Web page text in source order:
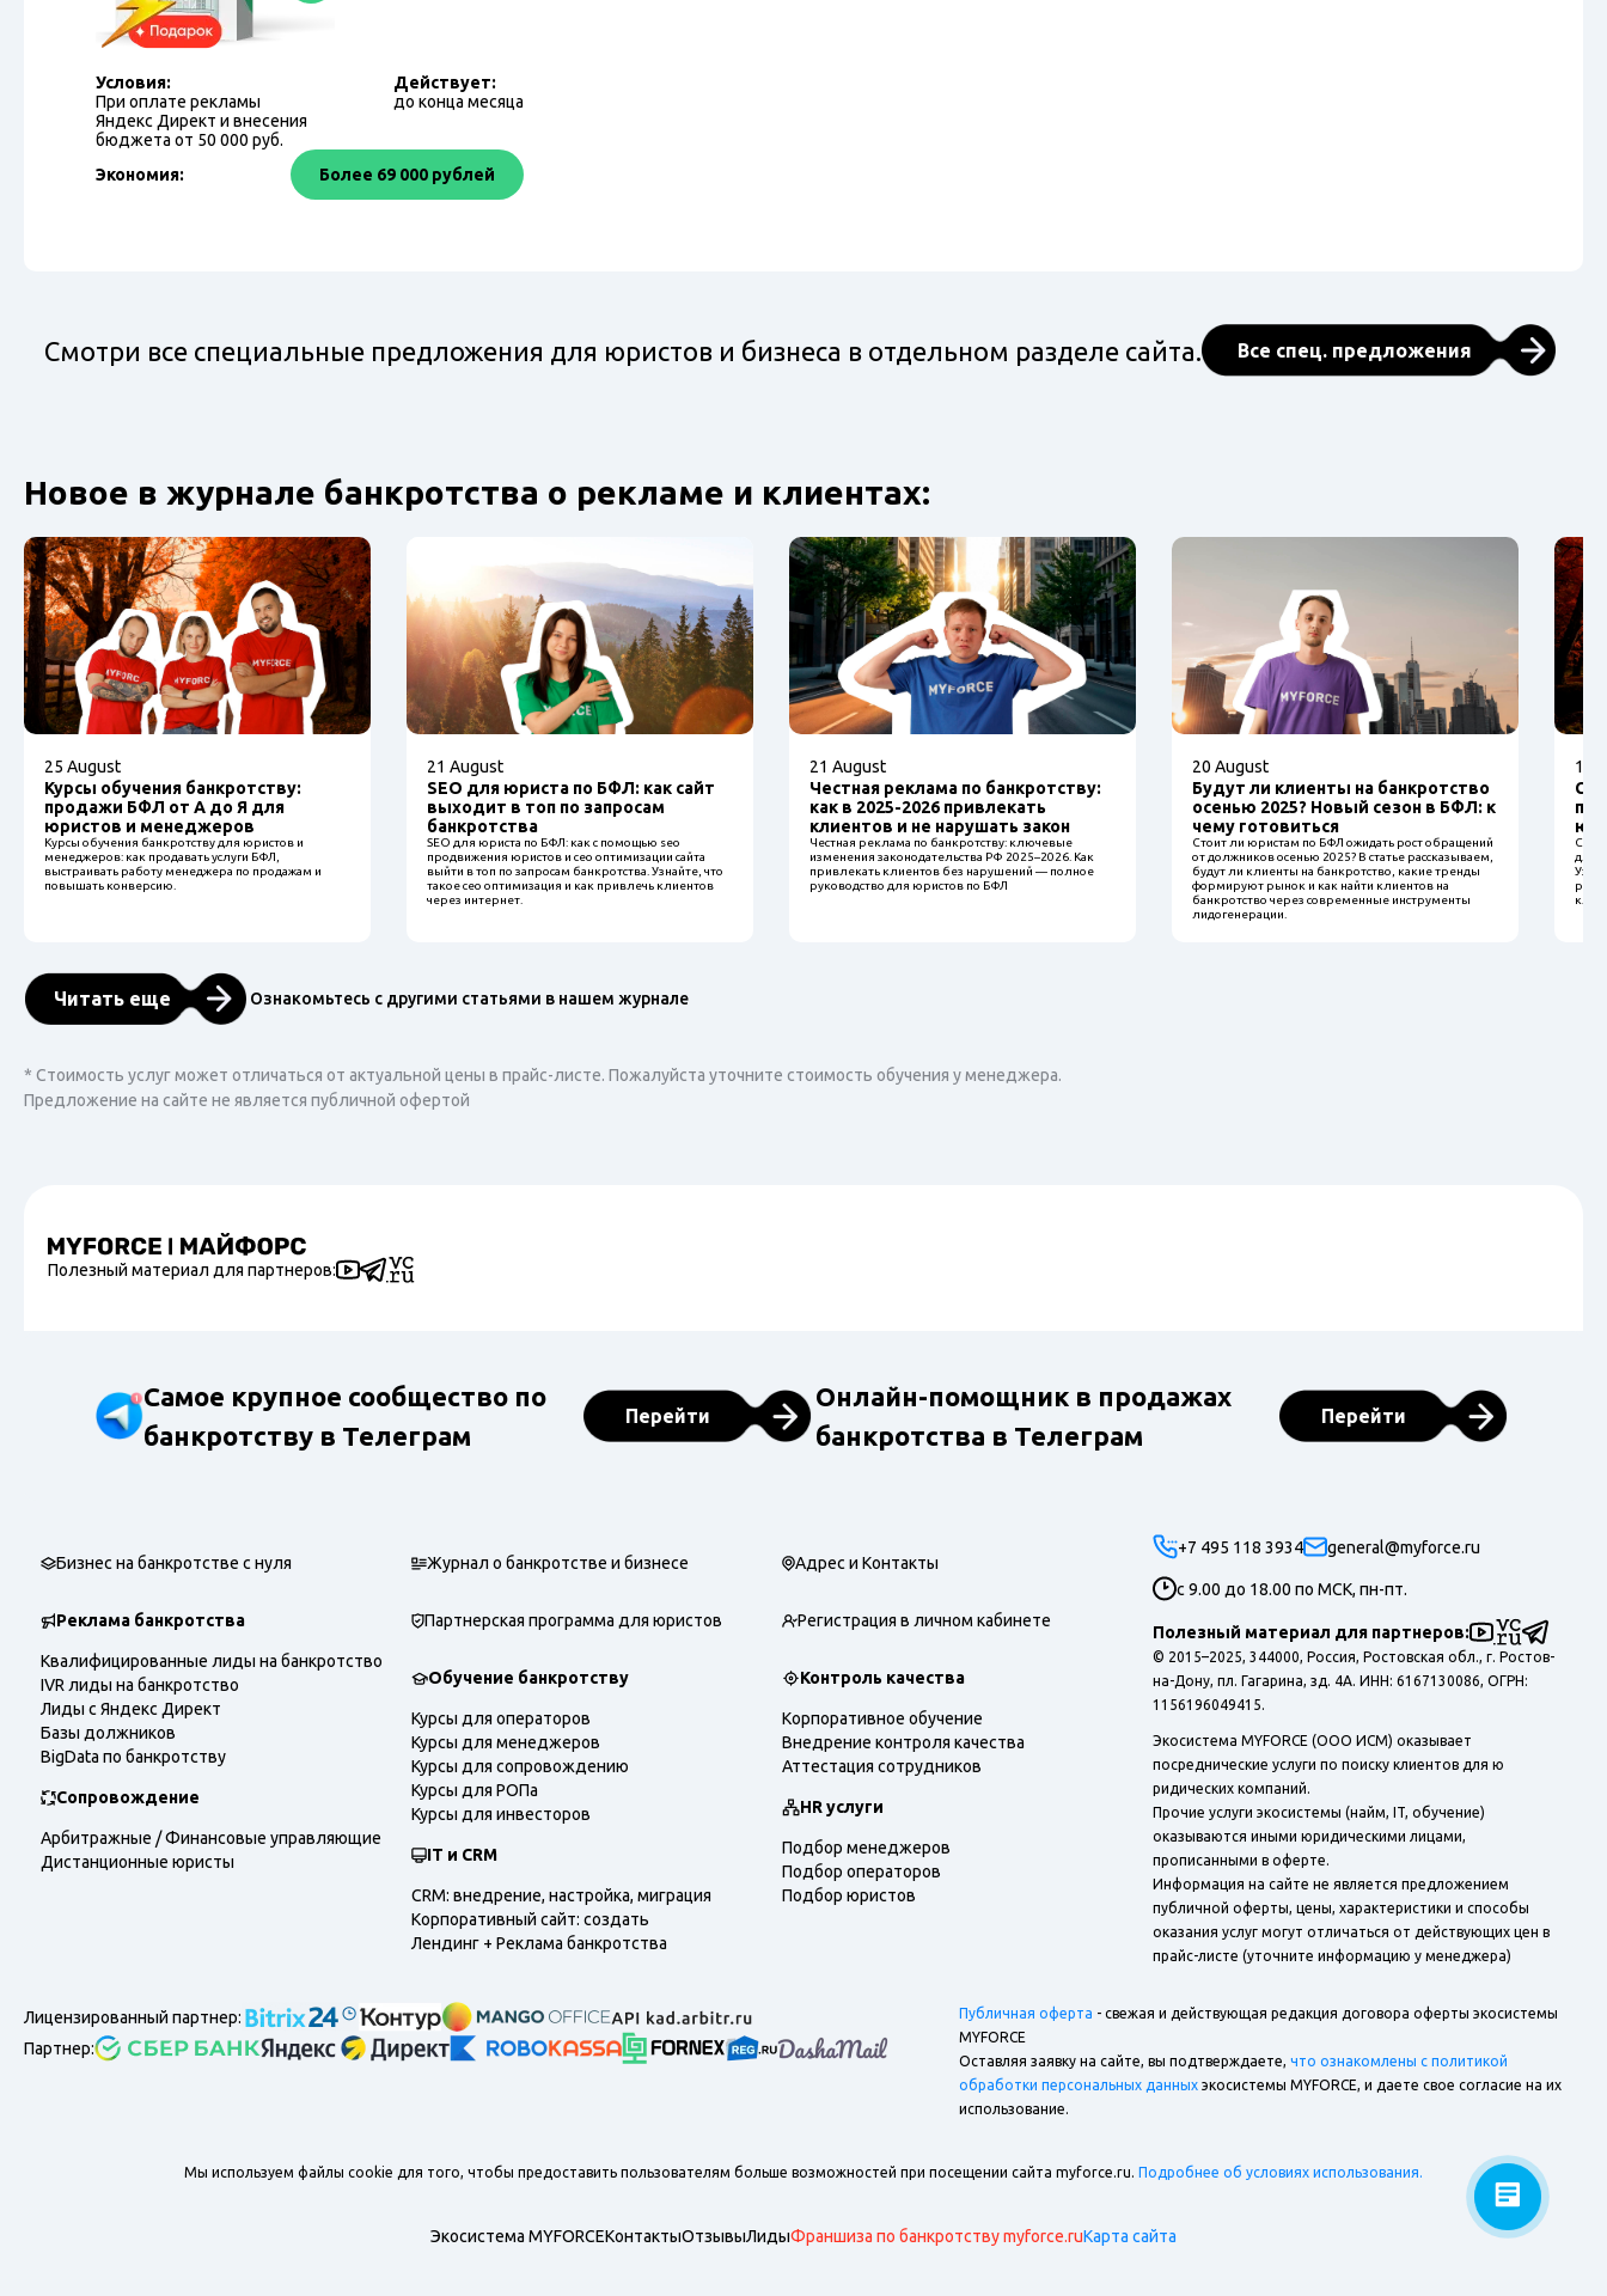
Условия:
При оплате рекламы
Яндекс Директ и внесения
бюджета от 50 000 руб.
Действует:
до конца месяца
Экономия: Более 69 000 рублей
Смотри все специальные предложения для юристов и бизнеса в отдельном разделе сайта. Все спец. предложения
Новое в журнале банкротства о рекламе и клиентах:
25 August
Курсы обучения банкротству:
продажи БФЛ от А до Я для
юристов и менеджеров
Курсы обучения банкротству для юристов и
менеджеров: как продавать услуги БФЛ,
выстраивать работу менеджера по продажам и
повышать конверсию.
21 August
SEO для юриста по БФЛ: как сайт
выходит в топ по запросам
банкротства
SEO для юриста по БФЛ: как с помощью seo
продвижения юристов и сео оптимизации сайта
выйти в топ по запросам банкротства. Узнайте, что
такое сео оптимизация и как привлечь клиентов
через интернет.
21 August
Честная реклама по банкротству:
как в 2025-2026 привлекать
клиентов и не нарушать закон
Честная реклама по банкротству: ключевые
изменения законодательства РФ 2025–2026. Как
привлекать клиентов без нарушений — полное
руководство для юристов по БФЛ
20 August
Будут ли клиенты на банкротство
осенью 2025? Новый сезон в БФЛ: к
чему готовиться
Стоит ли юристам по БФЛ ожидать рост обращений
от должников осенью 2025? В статье рассказываем,
будут ли клиенты на банкротство, какие тренды
формируют рынок и как найти клиентов на
банкротство через современные инструменты
лидогенерации.
18
Сайт
для
Читать еще Ознакомьтесь с другими статьями в нашем журнале
* Стоимость услуг может отличаться от актуальной цены в прайс-листе. Пожалуйста уточните стоимость обучения у менеджера.
Предложение на сайте не является публичной офертой
Полезный материал для партнеров:
Самое крупное сообщество по
банкротству в Телеграм
Перейти
Онлайн-помощник в продажах
банкротства в Телеграм
Перейти
Бизнес на банкротстве с нуля
Реклама банкротства
Квалифицированные лиды на банкротство
IVR лиды на банкротство
Лиды с Яндекс Директ
Базы должников
BigData по банкротству
Сопровождение
Арбитражные / Финансовые управляющие
Дистанционные юристы
Журнал о банкротстве и бизнесе
Партнерская программа для юристов
Обучение банкротству
Курсы для операторов
Курсы для менеджеров
Курсы для сопровождению
Курсы для РОПа
Курсы для инвесторов
IT и CRM
CRM: внедрение, настройка, миграция
Корпоративный сайт: создать
Лендинг + Реклама банкротства
Адрес и Контакты
Регистрация в личном кабинете
Контроль качества
Корпоративное обучение
Внедрение контроля качества
Аттестация сотрудников
HR услуги
Подбор менеджеров
Подбор операторов
Подбор юристов
+7 495 118 3934 general@myforce.ru
с 9.00 до 18.00 по МСК, пн-пт.
Полезный материал для партнеров:
© 2015–2025, 344000, Россия, Ростовская обл., г. Ростов-
на-Дону, пл. Гагарина, зд. 4А. ИНН: 6167130086, ОГРН:
1156196049415.
Экосистема MYFORCE (ООО ИСМ) оказывает
посреднические услуги по поиску клиентов для ю
ридических компаний.
Прочие услуги экосистемы (найм, IT, обучение)
оказываются иными юридическими лицами,
прописанными в оферте.
Информация на сайте не является предложением
публичной оферты, цены, характеристики и способы
оказания услуг могут отличаться от действующих цен в
прайс-листе (уточните информацию у менеджера)
Лицензированный партнер:
Партнер:
Публичная оферта - свежая и действующая редакция договора оферты экосистемы
MYFORCE
Оставляя заявку на сайте, вы подтверждаете,что ознакомлены с политикой
обработки персональных данныхэкосистемы MYFORCE, и даете свое согласие на их
использование.
Мы используем файлы cookie для того, чтобы предоставить пользователям больше возможностей при посещении сайта myforce.ru. Подробнее об условиях использования.
Экосистема MYFORCEКонтактыОтзывыЛидыФраншиза по банкротству myforce.ruКарта сайта